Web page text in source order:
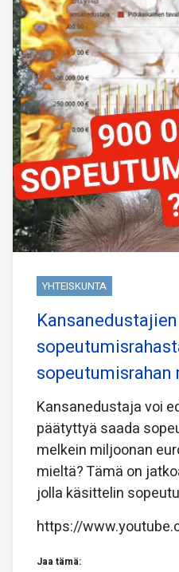
YHTEISKUNTA
Kansanedustajien
sopeutumisrahan
Kansanedustaja voi
päätyttyä saada
melkein miljoonan
mieltä? Tämä on
jolla käsittelin
https://
Jaa tämä: